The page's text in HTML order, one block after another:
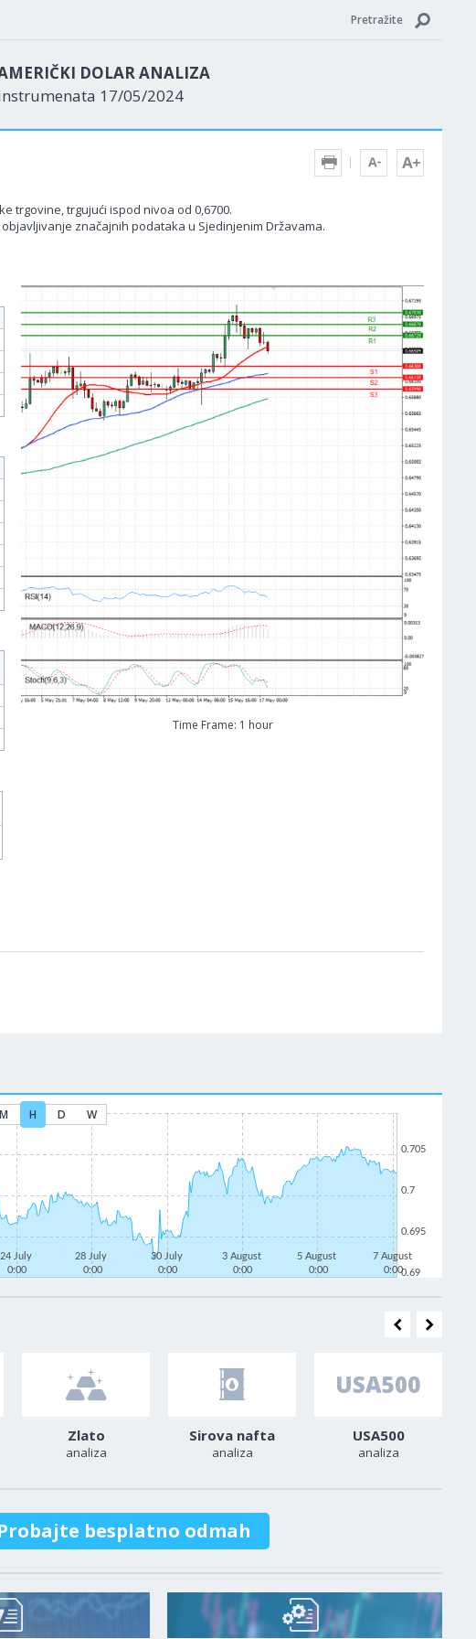
Pretražite
DOLAR ANALIZA
17/05/2024
trgovine, trgujući ispod nivoa od 0,6700.
značajnih podataka u Sjedinjenim Državama.
Time Frame: 1 hour
H D W
24 July
0:00
28 July
0:00
30 July
0:00
3 August
0:00
5 August
0:00
7 August
0:000.69
0.695
0.7
0.705
Zlato
analiza
Sirova nafta
analiza
USA500
analiza
besplatno odmah